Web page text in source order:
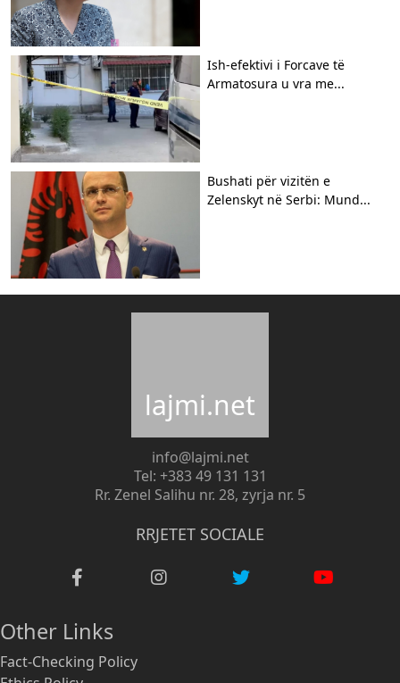
Ish-efektivi i Forcave të
Armatosura u vra me...
Bushati për vizitën e
Zelenskyt në Serbi: Mund...
lajmi.net
info@lajmi.net
Tel: +383 49 131 131
Rr. Zenel Salihu nr. 28, zyrja nr. 5
RRJETET SOCIALE
Other Links
Fact-Checking Policy